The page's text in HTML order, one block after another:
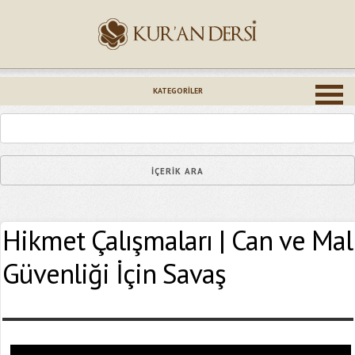
KATEGORILER
Hikmet Çalışmaları | Can ve Mal
Güvenliği İçin Savaş
Epostanız (*)
Yaşadığınız Hatanın Ayrıntıları